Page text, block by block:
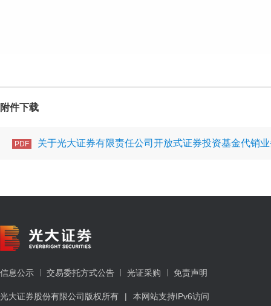
附件下载
PDF 关于光大证券有限责任公司开放式证券投资基金代销
信息公示 交易委托方式公告 光证采购 免责声明
光大证券股份有限公司版权所有 |
本网站支持IPv6访问